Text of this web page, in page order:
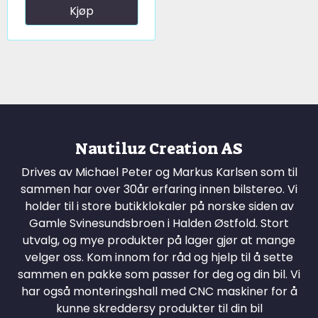
Kjøp
Nautiluz Creation AS
Drives av Michael Peter og Markus Karlsen som til
sammen har over 30år erfaring innen bilstereo. Vi
holder til i store butikklokaler på norske siden av
Gamle Svinesundsbroen i Halden Østfold. Stort
utvalg, og mye produkter på lager gjør at mange
velger oss. Kom innom for råd og hjelp til å sette
sammen en pakke som passer for deg og din bil. Vi
har også monteringshall med CNC maskiner for å
kunne skreddersy produkter til din bil